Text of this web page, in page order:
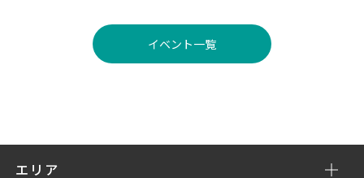
イベント一覧
エリア